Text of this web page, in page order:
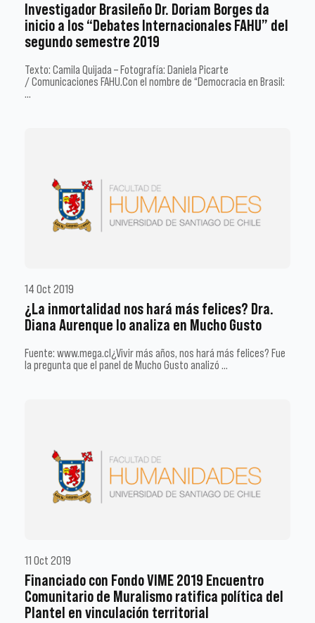
Investigador Brasileño Dr. Doriam Borges da
inicio a los “Debates Internacionales FAHU” del
segundo semestre 2019
Texto: Camila Quijada – Fotografía: Daniela Picarte
/ Comunicaciones FAHU.Con el nombre de “Democracia en Brasil:
…
14 Oct 2019
¿La inmortalidad nos hará más felices? Dra.
Diana Aurenque lo analiza en Mucho Gusto
Fuente: www.mega.cl¿Vivir más años, nos hará más felices? Fue
la pregunta que el panel de Mucho Gusto analizó …
11 Oct 2019
Financiado con Fondo VIME 2019 Encuentro
Comunitario de Muralismo ratifica política del
Plantel en vinculación territorial